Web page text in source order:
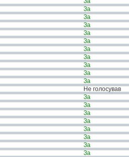
За
За
За
За
За
За
За
За
За
За
Не голосував
За
За
За
За
За
За
За
За